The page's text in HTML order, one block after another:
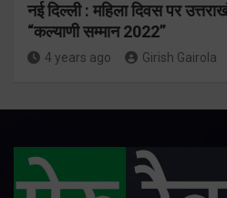
नई दिल्ली : महिला दिवस पर
“कल्याणी सम्मान 2022”
4 years ago Girish Gairola